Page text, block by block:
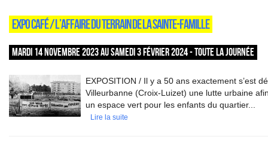
EXPO CAFÉ / L’AFFAIRE DU TERRAIN DE LA SAINTE-FAMILLE
MARDI 14 NOVEMBRE 2023 AU SAMEDI 3 FÉVRIER 2024 - TOUTE LA JOURNÉE
EXPOSITION / Il y a 50 ans exactement s’est
Villeurbanne (Croix-Luizet) une lutte urbaine
un espace vert pour les enfants du quartier...
Lire la suite